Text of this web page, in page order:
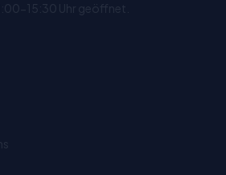
15:30 Uhr geöffnet.